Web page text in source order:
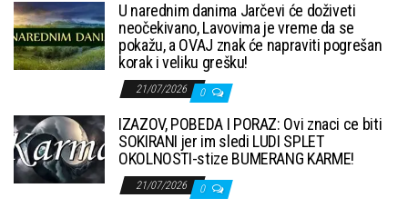
U narednim danima Jarčevi će doživeti
neočekivano, Lavovima je vreme da se
pokažu, a OVAJ znak će napraviti pogrešan
korak i veliku grešku!
21/07/2026 0
IZAZOV, POBEDA I PORAZ: Ovi znaci ce biti
SOKIRANI jer im sledi LUDI SPLET
OKOLNOSTI-stize BUMERANG KARME!
21/07/2026 0